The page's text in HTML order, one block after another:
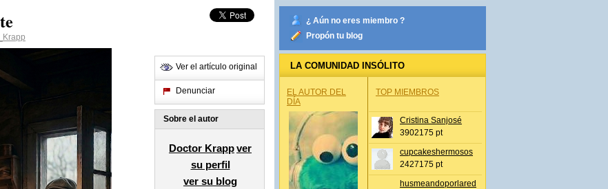
Ver el artículo original
Denunciar
Sobre el autor
Doctor Krappver
su perfil
ver su blog
¿ Aún no eres miembro ?
Propón tu blog
LA COMUNIDAD INSÓLITO
EL AUTOR DEL
DÍA
TOP MIEMBROS
Cristina Sanjosé
3902175 pt
cupcakeshermosos
2427175 pt
husmeandoporlared